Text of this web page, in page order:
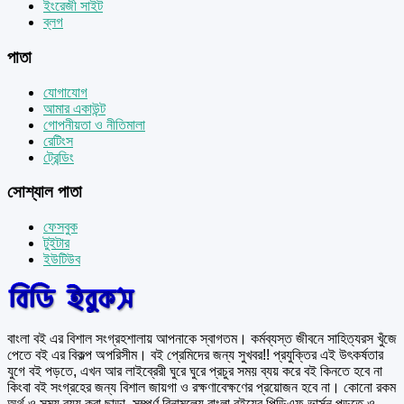
ইংরেজী সাইট
ব্লগ
পাতা
যোগাযোগ
আমার একাউন্ট
গোপনীয়তা ও নীতিমালা
রেটিংস
ট্রেন্ডিং
সোশ্যাল পাতা
ফেসবুক
টুইটার
ইউটিউব
বাংলা বই এর বিশাল সংগ্রহশালায় আপনাকে স্বাগতম। কর্মব্যস্ত জীবনে সাহিত্যরস খুঁজে
পেতে বই এর বিকল্প অপরিসীম। বই প্রেমিদের জন্য সুখবর!! প্রযুক্তির এই উৎকর্ষতার
যুগে বই পড়তে, এখন আর লাইব্রেরী ঘুরে ঘুরে প্রচুর সময় ব্যয় করে বই কিনতে হবে না
কিংবা বই সংগ্রহের জন্য বিশাল জায়গা ও রক্ষণাবেক্ষণের প্রয়োজন হবে না। কোনো রকম